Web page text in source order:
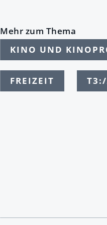
Mehr zum Thema
KINO UND
FREIZEIT